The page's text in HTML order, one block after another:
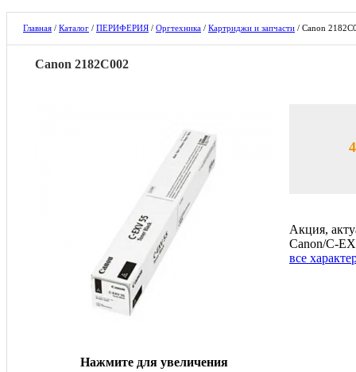
Главная / Каталог / ПЕРИФЕРИЯ / Оргтехника / Картриджи и запчасти / Canon
Canon 2182C002
Нажмите для увеличения
Акция,
Canon/C-
все